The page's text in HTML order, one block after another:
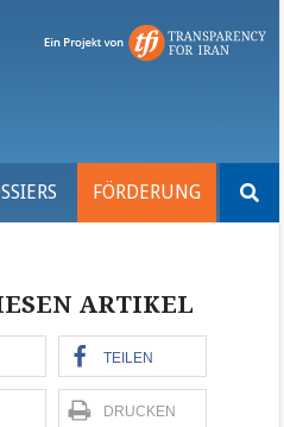
FÖRDERUNG
nach:
ARTIKEL
TEILEN
DRUCKEN